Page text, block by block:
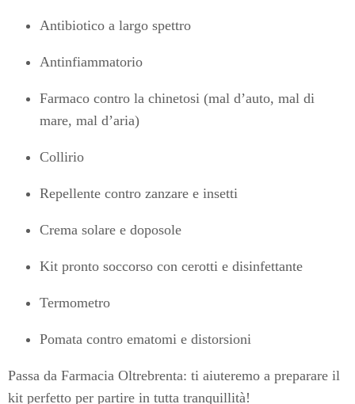
Antibiotico a largo spettro
Antinfiammatorio
Farmaco contro la chinetosi (mal d’auto, mal di
mare, mal d’aria)
Collirio
Repellente contro zanzare e insetti
Crema solare e doposole
Kit pronto soccorso con cerotti e disinfettante
Termometro
Pomata contro ematomi e distorsioni
Passa da Farmacia Oltrebrenta: ti aiuteremo a preparare il
kit perfetto per partire in tutta tranquillità!